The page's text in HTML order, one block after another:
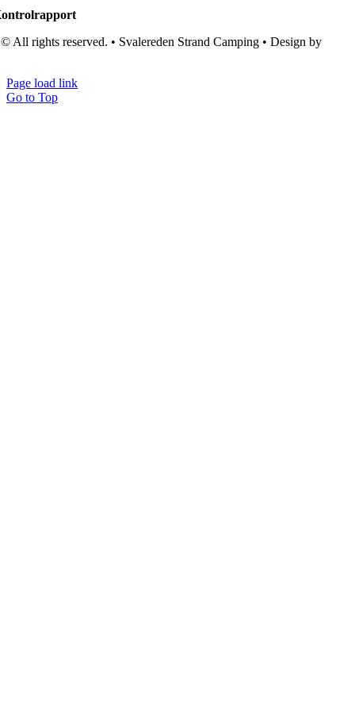
© All rights reserved. • Svalereden Strand Camping • Design by
Page load link
Go to Top